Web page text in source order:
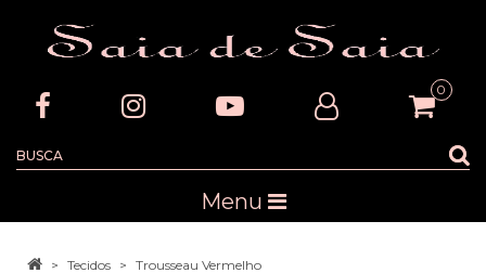
0
Menu
Tecidos Trousseau Vermelho